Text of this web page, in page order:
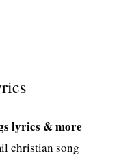
lyrics & more
christian song